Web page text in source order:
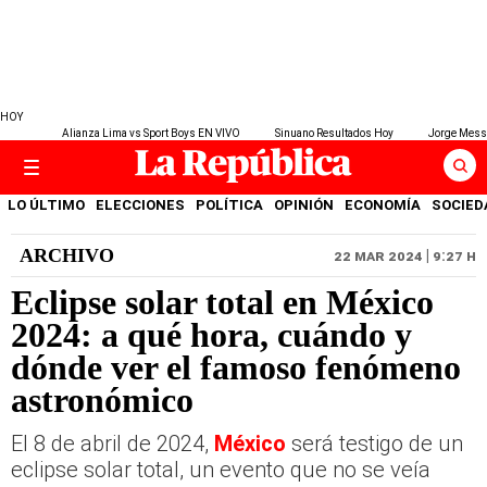
HOY
Alianza Lima vs Sport Boys EN VIVO
Sinuano Resultados Hoy Jorge
LO ÚLTIMO ELECCIONES POLÍTICA OPINIÓN ECONOMÍA
ARCHIVO 22 MAR 2024 | 9:27 H
Eclipse solar total en México
2024: a qué hora, cuándo y
dónde ver el famoso fenómeno
astronómico
El 8 de abril de 2024, México será testigo de un
eclipse solar total, un evento que no se veía